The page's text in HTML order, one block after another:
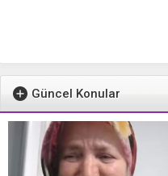
Güncel Konular